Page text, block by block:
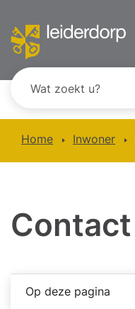
Home Inwoner
Contact
Op deze pagina